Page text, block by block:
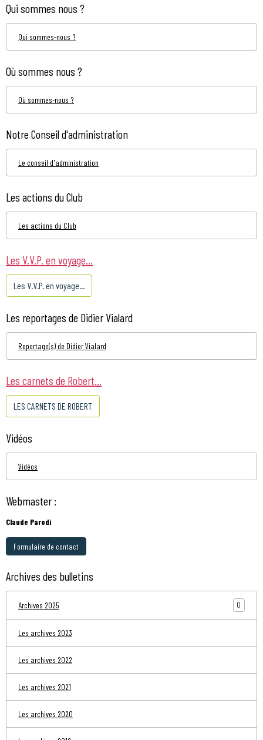
Qui sommes nous ?
Qui sommes-nous ?
Où sommes nous ?
Où sommes-nous ?
Notre Conseil d'administration
Le conseil d'administration
Les actions du Club
Les actions du Club
Les V.V.P. en voyage...
Les V.V.P. en voyage...
Les reportages de Didier Vialard
Reportage(s) de Didier Vialard
Les carnets de Robert...
LES CARNETS DE ROBERT
Vidéos
Vidéos
Webmaster :
Claude Parodi
Formulaire de contact
Archives des bulletins
Archives 2025 0
Les archives 2023
Les archives 2022
Les archives 2021
Les archives 2020